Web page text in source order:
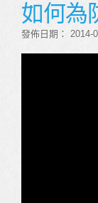
如何為
發佈日期： 2014-